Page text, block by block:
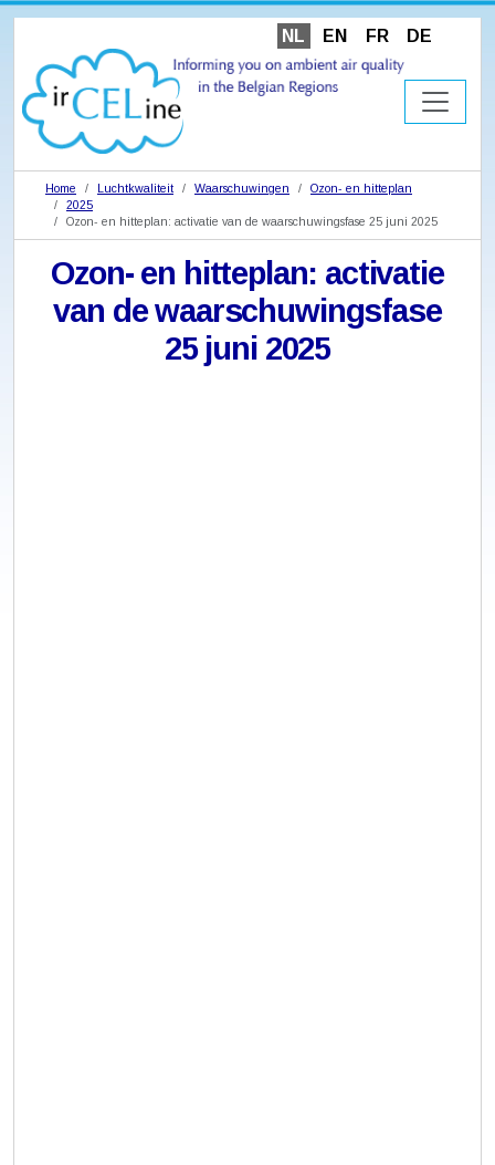
NL EN FR DE
Home Luchtkwaliteit Waarschuwingen
Ozon- en hitteplan
2025
Ozon- en hitteplan: activatie van de waarschuwingsfase 25 juni 2025
Ozon- en hitteplan: activatie
van de waarschuwingsfase
25 juni 2025